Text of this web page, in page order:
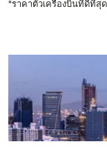
*ราคาตั๋วเครื่องบินที่ดีที่